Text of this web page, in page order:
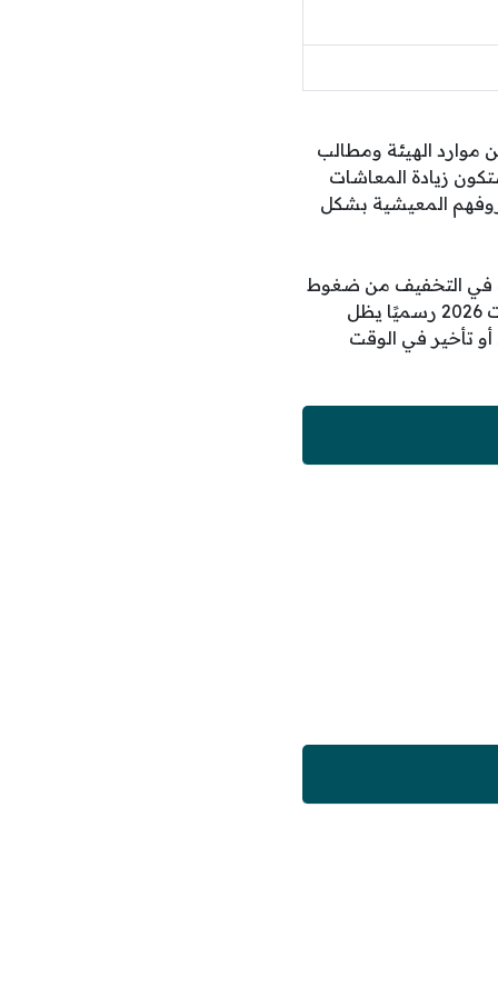
توازن بين موارد الهيئة ومطالب
زيادة المعاشات
المعيشية بشكل
الزيادة في التخفيف من ضغوط
نفقات المعيشة وتعتبر حقًا أصيلًا تحميه القوانين، ومع اقتراب موعد تطبيق زيادة المعاشات 2026 رسميًا يظل
تأخير في الوقت